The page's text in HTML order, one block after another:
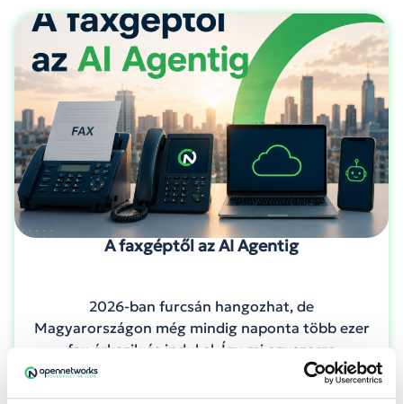
A faxgéptől az AI Agentig
2026-ban furcsán hangozhat, de
Magyarországon még mindig naponta több ezer
fax érkezik és indul el. Így mi egyszerre
dolgozunk "kókorszaki e-faxon" és "úrkorszaki"